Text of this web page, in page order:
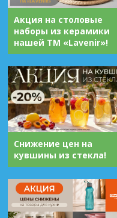
Акция на столовые
наборы из керамики
нашей ТМ «Lavenir»!
Снижение цен на
кувшины из стекла!